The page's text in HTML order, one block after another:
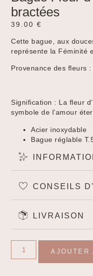
bractées
39.00€
Cette bague, aux
représente la Féminité
Provenance des fleurs
Signification : La fleur
symbole de l’amour
Acier inoxydable
Bague réglable
CONSEILS
LIVRAISON
AJOUTER